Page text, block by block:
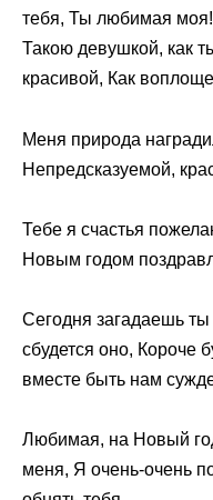
тебя, Ты любимая
Такою девушкой, как
красивой, Как
Меня природа
Непредсказуемой,
Тебе я счастья
Новым годом
Сегодня загадаешь
сбудется оно, Короче
вместе быть нам
Любимая, на Новый
меня, Я очень-очень